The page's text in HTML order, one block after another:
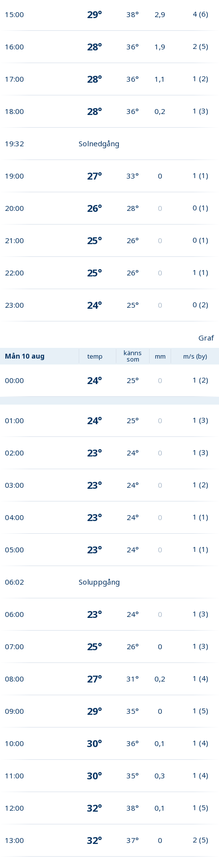
15:00 29° 38° 2,9 4 (6)
16:00 28° 36° 1,9 2 (5)
17:00 28° 36° 1,1 1 (2)
18:00 28° 36° 0,2 1 (3)
19:32 Solnedgång
19:00 27° 33° 0 1 (1)
20:00 26° 28° 0 0 (1)
21:00 25° 26° 0 0 (1)
22:00 25° 26° 0 1 (1)
23:00 24° 25° 0 0 (2)
Graf
Mån 10 aug temp känns
som mm m/s (by)
00:00 24° 25° 0 1 (2)
01:00 24° 25° 0 1 (3)
02:00 23° 24° 0 1 (3)
03:00 23° 24° 0 1 (2)
04:00 23° 24° 0 1 (1)
05:00 23° 24° 0 1 (1)
06:02 Soluppgång
06:00 23° 24° 0 1 (3)
07:00 25° 26° 0 1 (3)
08:00 27° 31° 0,2 1 (4)
09:00 29° 35° 0 1 (5)
10:00 30° 36° 0,1 1 (4)
11:00 30° 35° 0,3 1 (4)
12:00 32° 38° 0,1 1 (5)
13:00 32° 37° 0 2 (5)